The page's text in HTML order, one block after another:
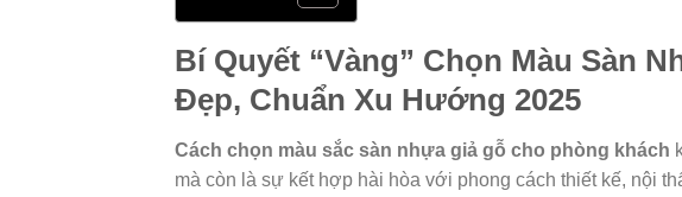
Bí Quyết “Vàng” Chọn Màu Sàn
Đẹp, Chuẩn Xu Hướng 2025
Cách chọn màu sắc sàn nhựa giả gỗ cho phòng khách
mà còn là sự kết hợp hài hòa với phong cách thiết kế, nội